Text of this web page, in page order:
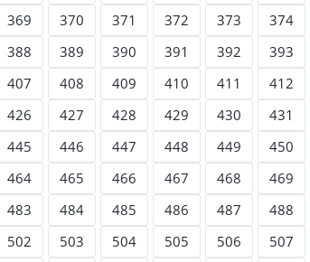
369 370 371 372 373 374
388 389 390 391 392 393
407 408 409 410 411 412
426 427 428 429 430 431
445 446 447 448 449 450
464 465 466 467 468 469
483 484 485 486 487 488
502 503 504 505 506 507